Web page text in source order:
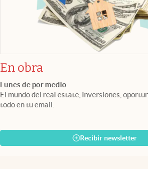
En obra
Lunes de por medio
El mundo del real estate, inversiones,
todo en tu email.
Recibir newsletter